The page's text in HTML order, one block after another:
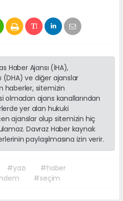
Haber Ajansı (İHA),
(DHA) ve diğer ajanslar
haberler, sitemizin
olmadan ajans kanallarından
yer alan hukuki
ajanslar olup sitemizin hiç
Davraz Haber kaynak
paylaşılmasına izin verir.
#yazı
#haber
#seçim